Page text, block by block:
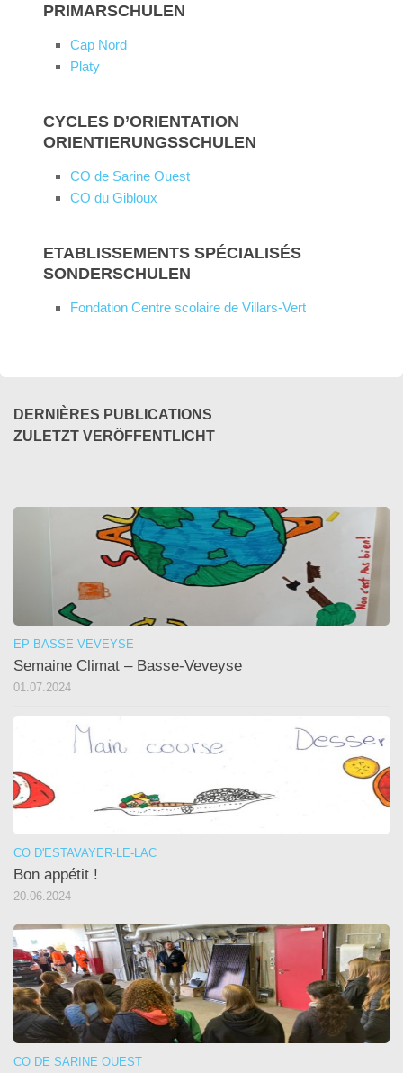
PRIMARSCHULEN
Cap Nord
Platy
CYCLES D’ORIENTATION
ORIENTIERUNGSSCHULEN
CO de Sarine Ouest
CO du Gibloux
ETABLISSEMENTS SPÉCIALISÉS
SONDERSCHULEN
Fondation Centre scolaire de Villars-Vert
DERNIÈRES PUBLICATIONS
ZULETZT VERÖFFENTLICHT
EP BASSE-VEVEYSE
Semaine Climat – Basse-Veveyse
01.07.2024
CO D'ESTAVAYER-LE-LAC
Bon appétit !
20.06.2024
CO DE SARINE OUEST